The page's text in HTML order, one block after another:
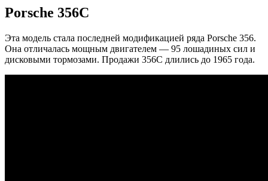
Porsche 356C
Эта модель стала последней модификацией ряда Porsche 356.
Она отличалась мощным двигателем — 95 лошадиных сил и
дисковыми тормозами. Продажи 356C длились до 1965 года.